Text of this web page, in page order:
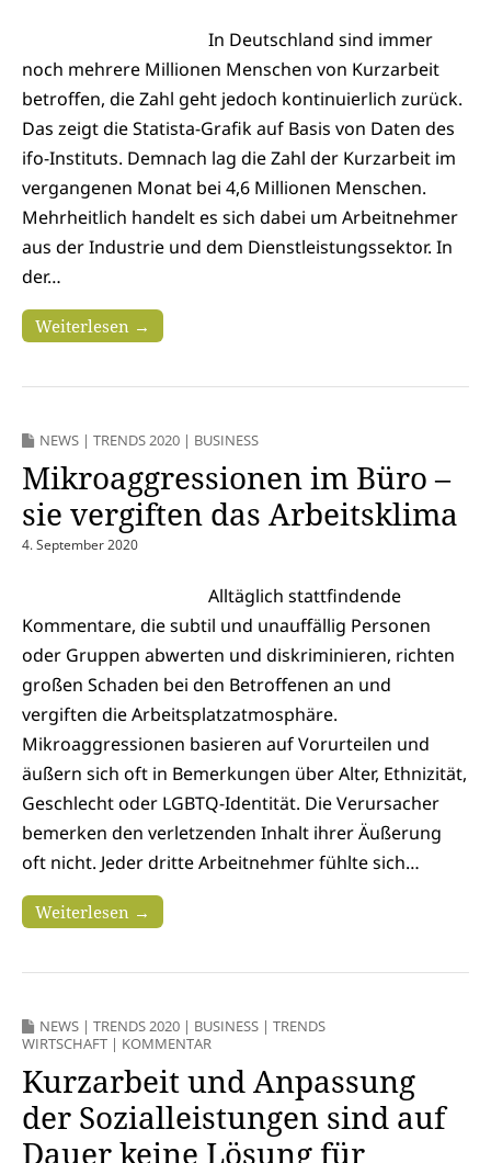
In Deutschland sind immer
noch mehrere Millionen Menschen von Kurzarbeit
betroffen, die Zahl geht jedoch kontinuierlich zurück.
Das zeigt die Statista-Grafik auf Basis von Daten des
ifo-Instituts. Demnach lag die Zahl der Kurzarbeit im
vergangenen Monat bei 4,6 Millionen Menschen.
Mehrheitlich handelt es sich dabei um Arbeitnehmer
aus der Industrie und dem Dienstleistungssektor. In
der…
Weiterlesen →
NEWS | TRENDS 2020 | BUSINESS
Mikroaggressionen im Büro –
sie vergiften das Arbeitsklima
4. September 2020
Alltäglich stattfindende
Kommentare, die subtil und unauffällig Personen
oder Gruppen abwerten und diskriminieren, richten
großen Schaden bei den Betroffenen an und
vergiften die Arbeitsplatzatmosphäre.
Mikroaggressionen basieren auf Vorurteilen und
äußern sich oft in Bemerkungen über Alter, Ethnizität,
Geschlecht oder LGBTQ-Identität. Die Verursacher
bemerken den verletzenden Inhalt ihrer Äußerung
oft nicht. Jeder dritte Arbeitnehmer fühlte sich…
Weiterlesen →
NEWS | TRENDS 2020 | BUSINESS | TRENDS
WIRTSCHAFT | KOMMENTAR
Kurzarbeit und Anpassung
der Sozialleistungen sind auf
Dauer keine Lösung für